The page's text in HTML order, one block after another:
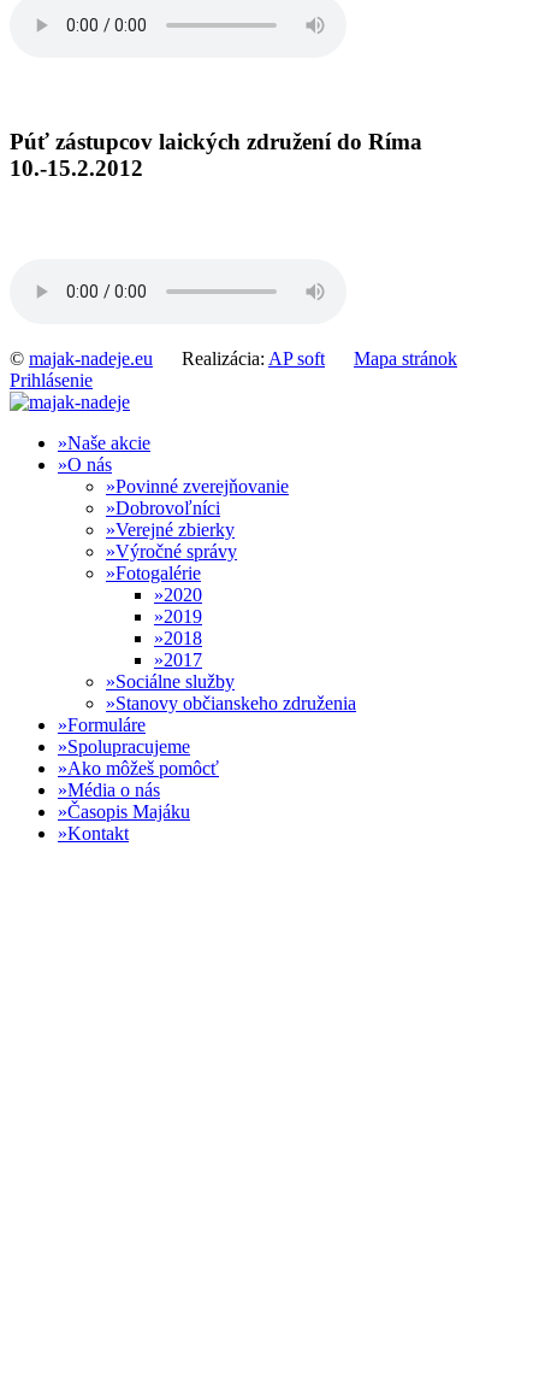
Púť zástupcov laických združení do Ríma
10.-15.2.2012
© majak-nadeje.eu Realizácia: AP soft
Mapa stránok
Prihlásenie
Naše akcie
O nás
Povinné zverejňovanie
Dobrovoľníci
Verejné zbierky
Výročné správy
Fotogalérie
2020
2019
2018
2017
Sociálne služby
Stanovy občianskeho združenia
Formuláre
Spolupracujeme
Ako môžeš pomôcť
Média o nás
Časopis Majáku
Kontakt